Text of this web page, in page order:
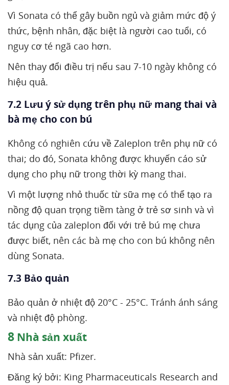
Vì Sonata có thể gây buồn ngủ và giảm mức độ ý
thức, bệnh nhân, đặc biệt là người cao tuổi, có
nguy cơ té ngã cao hơn.
Nên thay đổi điều trị nếu sau 7-10 ngày không có
hiệu quả.
7.2 Lưu ý sử dụng trên phụ nữ mang thai và
bà mẹ cho con bú
Không có nghiên cứu về Zaleplon trên phụ nữ có
thai; do đó, Sonata không được khuyến cáo sử
dụng cho phụ nữ trong thời kỳ mang thai.
Vì một lượng nhỏ thuốc từ sữa mẹ có thể tạo ra
nồng độ quan trọng tiềm tàng ở trẻ sơ sinh và vì
tác dụng của zaleplon đối với trẻ bú mẹ chưa
được biết, nên các bà mẹ cho con bú không nên
dùng Sonata.
7.3 Bảo quản
Bảo quản ở nhiệt độ 20°C - 25°C. Tránh ánh sáng
và nhiệt độ phòng.
8 Nhà sản xuất
Nhà sản xuất: Pfizer.
Đăng ký bởi: King Pharmaceuticals Research and